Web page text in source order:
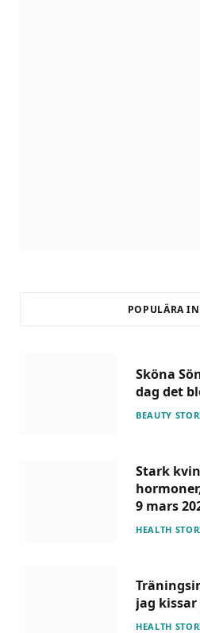
POPULÄRA
Sköna
dag det
BEAUTY
Stark
9 mars
HEALTH
jag
HEALTH